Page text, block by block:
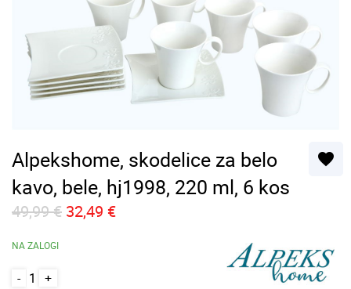
Alpekshome, skodelice za belo
kavo, bele, hj1998, 220 ml, 6 kos
favorite
49,99 € 32,49 €
NA ZALOGI
- +